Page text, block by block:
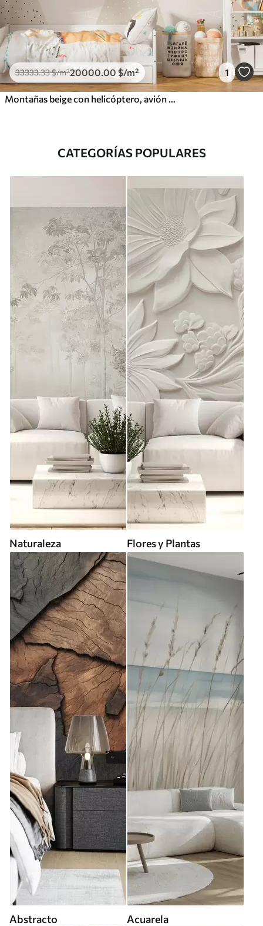
33333.33$/m²20000 .00 $/m² 1
CATEGORÍAS POPULARES
Naturaleza Flores y Plantas
Abstracto Acuarela